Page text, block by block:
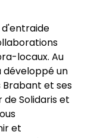
locaux. Au
développé un
et ses
de Solidaris et
et